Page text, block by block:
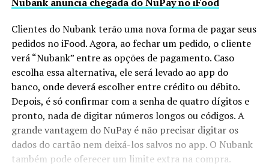
Clientes do Nubank terão uma nova forma de pagar seus
pedidos no iFood. Agora, ao fechar um pedido, o cliente
verá “Nubank” entre as opções de pagamento. Caso
escolha essa alternativa, ele será levado ao app do
banco, onde deverá escolher entre crédito ou débito.
Depois, é só confirmar com a senha de quatro dígitos e
pronto, nada de digitar números longos ou códigos. A
grande vantagem do NuPay é não precisar digitar os
dados do cartão nem deixá-los salvos no app. O Nubank
também pode oferecer um limite extra na compra.